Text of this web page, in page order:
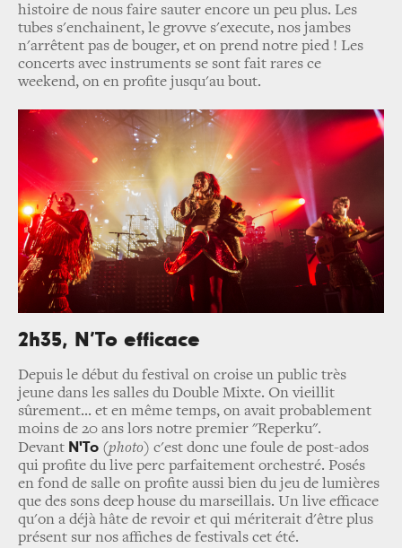
histoire de nous faire sauter encore un peu plus. Les
tubes s'enchainent, le grovve s'execute, nos jambes
n'arrêtent pas de bouger, et on prend notre pied ! Les
concerts avec instruments se sont fait rares ce
weekend, on en profite jusqu'au bout.
2h35, N’To efficace
Depuis le début du festival on croise un public très
jeune dans les salles du Double Mixte. On vieillit
sûrement... et en même temps, on avait probablement
moins de 20 ans lors notre premier "Reperku".
Devant N'To (photo) c'est donc une foule de post-ados
qui profite du live perc parfaitement orchestré. Posés
en fond de salle on profite aussi bien du jeu de lumières
que des sons deep house du marseillais. Un live efficace
qu'on a déjà hâte de revoir et qui mériterait d'être plus
présent sur nos affiches de festivals cet été.